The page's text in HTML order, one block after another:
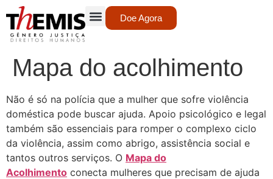
Doe Agora
Mapa do acolhimento
Não é só na polícia que a mulher que sofre violência
doméstica pode buscar ajuda. Apoio psicológico e legal
também são essenciais para romper o complexo ciclo
da violência, assim como abrigo, assistência social e
tantos outros serviços. O Mapa do
Acolhimento conecta mulheres que precisam de ajuda